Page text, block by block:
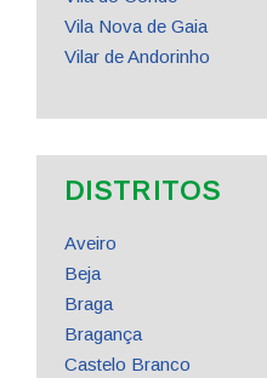
Vila Nova de Gaia
Vilar de Andorinho
DISTRITOS
Aveiro
Beja
Braga
Bragança
Castelo Branco